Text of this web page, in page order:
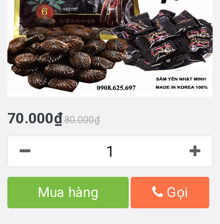
70.000₫80.000₫
Mua hàng Gọi